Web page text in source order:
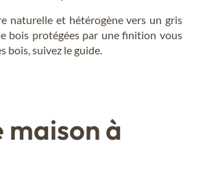
naturelle et hétérogène vers un gris
bois protégées par une finition vous
bois, suivez le guide.
maison à